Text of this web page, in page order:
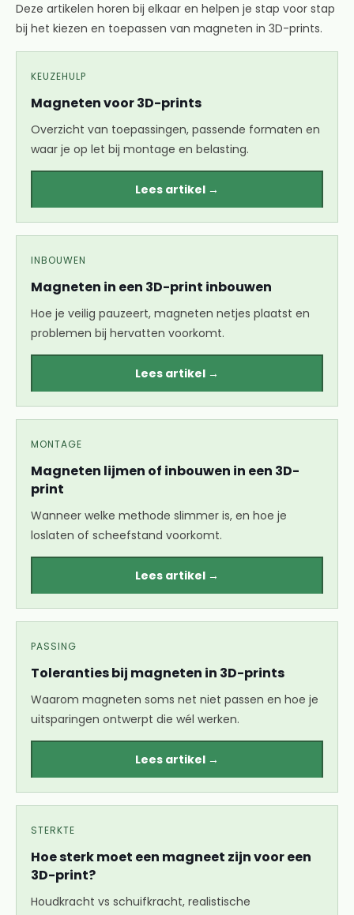
Deze artikelen horen bij elkaar en helpen je stap voor stap
bij het kiezen en toepassen van magneten in 3D-prints.
KEUZEHULP
Magneten voor 3D-prints
Overzicht van toepassingen, passende formaten en
waar je op let bij montage en belasting.
Lees artikel →
INBOUWEN
Magneten in een 3D-print inbouwen
Hoe je veilig pauzeert, magneten netjes plaatst en
problemen bij hervatten voorkomt.
Lees artikel →
MONTAGE
Magneten lijmen of inbouwen in een 3D-
print
Wanneer welke methode slimmer is, en hoe je
loslaten of scheefstand voorkomt.
Lees artikel →
PASSING
Toleranties bij magneten in 3D-prints
Waarom magneten soms net niet passen en hoe je
uitsparingen ontwerpt die wél werken.
Lees artikel →
STERKTE
Hoe sterk moet een magneet zijn voor een
3D-print?
Houdkracht vs schuifkracht, realistische